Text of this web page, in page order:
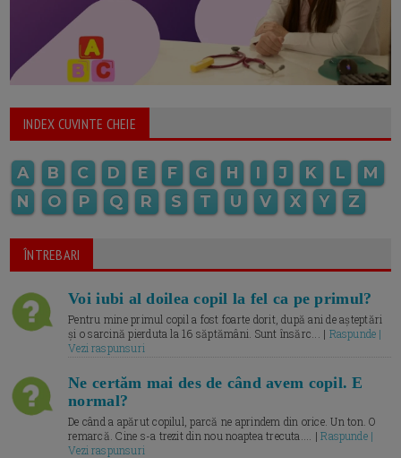
INDEX CUVINTE CHEIE
A B C D E F G H I J K L
M
N
O P Q R S T U V X Y Z
ÎNTREBARI
Voi iubi al doilea copil la fel ca pe primul?
Pentru mine primul copil a fost foarte dorit, după ani de așteptări
și o sarcină pierduta la 16 săptămâni. Sunt însărc... | Raspunde |
Vezi raspunsuri
Ne certăm mai des de când avem copil. E
normal?
De când a apărut copilul, parcă ne aprindem din orice. Un ton. O
remarcă. Cine s-a trezit din nou noaptea trecuta.... |Raspunde |
Vezi raspunsuri